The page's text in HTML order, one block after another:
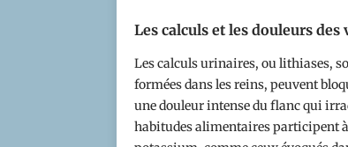
Les calculs et les douleurs
Les calculs urinaires, ou lithiases,
formées dans les reins, peuvent
une douleur intense du flanc qui
habitudes alimentaires participent